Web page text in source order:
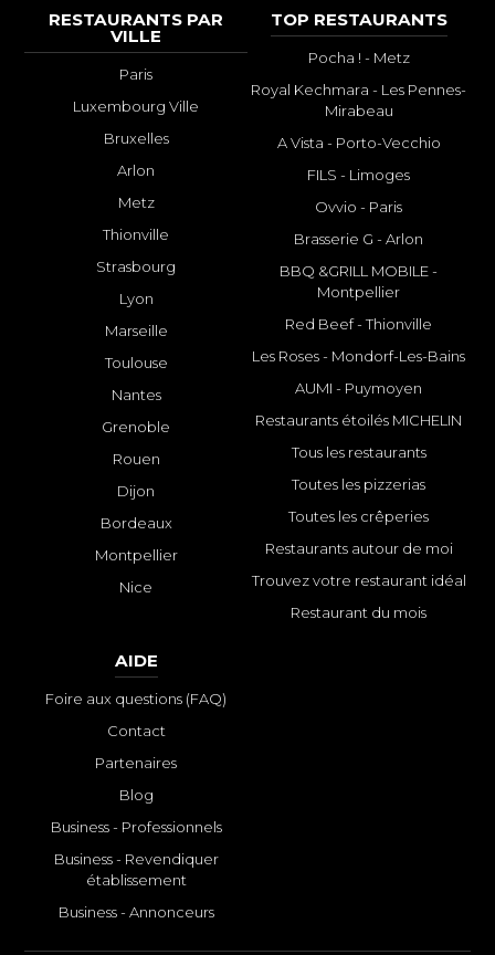
RESTAURANTS PAR
VILLE
Paris
Luxembourg Ville
Bruxelles
Arlon
Metz
Thionville
Strasbourg
Lyon
Marseille
Toulouse
Nantes
Grenoble
Rouen
Dijon
Bordeaux
Montpellier
Nice
TOP RESTAURANTS
Pocha ! - Metz
Royal Kechmara - Les Pennes-
Mirabeau
A Vista - Porto-Vecchio
FILS - Limoges
Ovvio - Paris
Brasserie G - Arlon
BBQ &GRILL MOBILE -
Montpellier
Red Beef - Thionville
Les Roses - Mondorf-Les-Bains
AUMI - Puymoyen
Restaurants étoilés MICHELIN
Tous les restaurants
Toutes les pizzerias
Toutes les crêperies
Restaurants autour de moi
Trouvez votre restaurant idéal
Restaurant du mois
AIDE
Foire aux questions (FAQ)
Contact
Partenaires
Blog
Business - Professionnels
Business - Revendiquer
établissement
Business - Annonceurs